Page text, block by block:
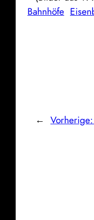
Bahnhöfe
← Vorherige: